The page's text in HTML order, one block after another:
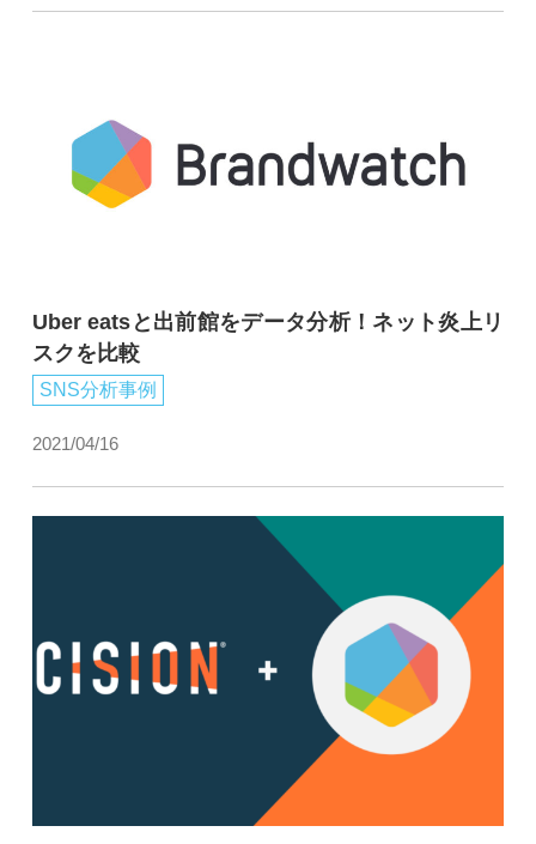
Uber eatsと出前館をデータ分析！ネット炎上リ
スクを比較
SNS分析事例
2021/04/16